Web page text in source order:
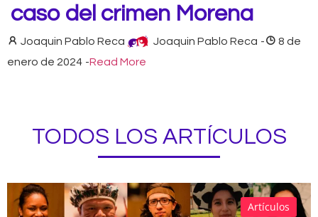
caso del crimen Morena
Joaquin Pablo Reca Joaquin Pablo Reca -
8 de
enero de 2024 -Read More
TODOS LOS ARTÍCULOS
Artículos